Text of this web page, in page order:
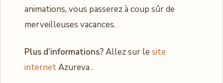
animations, vous passerez à coup sûr de
merveilleuses vacances.
Plus d’informations?Allez sur le site
internetAzureva .